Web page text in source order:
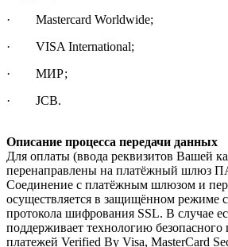
· Mastercard Worldwide;
· VISA International;
· МИР;
· JCB.
Описание процесса передачи данных
Для оплаты (ввода реквизитов Вашей
перенаправлены на платёжный
Соединение с платёжным шлюзом и
осуществляется в защищённом режиме
протокола шифрования SSL. В случае
поддерживает технологию безопасного
платежей Verified By Visa, MasterCard